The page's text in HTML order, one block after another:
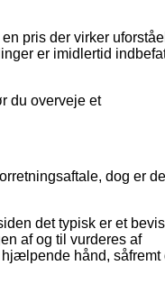
pris der virker
er imidlertid
du overveje et
dog er
det typisk er et
af og til vurderes af
hånd, såfremt